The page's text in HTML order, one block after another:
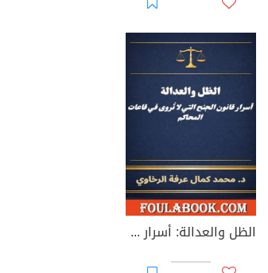
الظل والعدالة: أسرار قانون الجنح التي لا تُروى في قاعات المحاكم